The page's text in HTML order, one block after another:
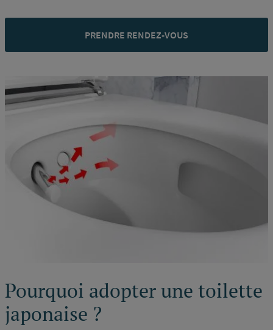
PRENDRE RENDEZ-VOUS
Pourquoi adopter une toilette
japonaise ?